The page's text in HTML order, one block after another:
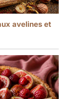
avelines et